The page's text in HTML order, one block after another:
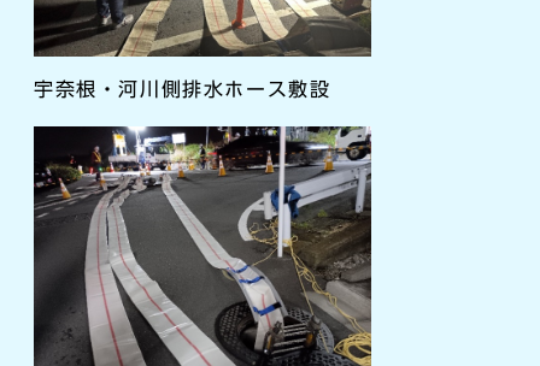
宇奈根・河川側排水ホース敷設